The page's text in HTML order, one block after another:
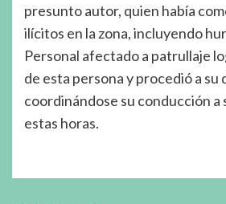
presunto autor, quien había
ilícitos en la zona, incluyendo
Personal afectado a patrullaje
de esta persona y procedió a su
coordinándose su conducción a
estas horas.